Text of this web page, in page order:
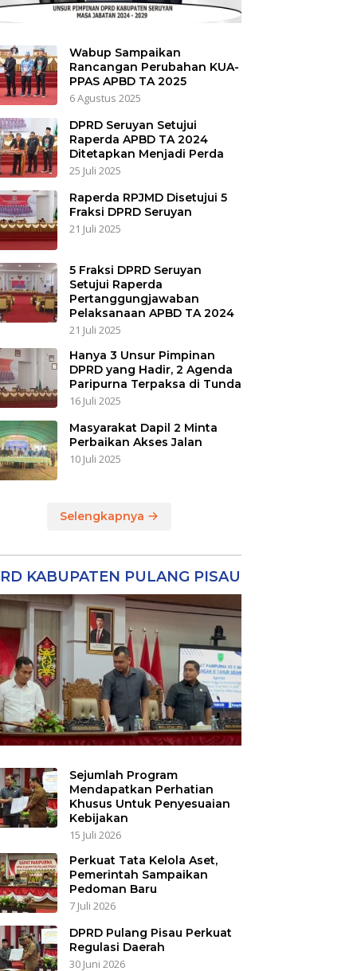
Wabup Sampaikan
Rancangan Perubahan KUA-
PPAS APBD TA 2025
6 Agustus 2025
DPRD Seruyan Setujui
Raperda APBD TA 2024
Ditetapkan Menjadi Perda
25 Juli 2025
Raperda RPJMD Disetujui 5
Fraksi DPRD Seruyan
21 Juli 2025
5 Fraksi DPRD Seruyan
Setujui Raperda
Pertanggungjawaban
Pelaksanaan APBD TA 2024
21 Juli 2025
Hanya 3 Unsur Pimpinan
DPRD yang Hadir, 2 Agenda
Paripurna Terpaksa di Tunda
16 Juli 2025
Masyarakat Dapil 2 Minta
Perbaikan Akses Jalan
10 Juli 2025
Selengkapnya
KABUPATEN PULANG PISAU
Sejumlah Program
Mendapatkan Perhatian
Khusus Untuk Penyesuaian
Kebijakan
15 Juli 2026
Perkuat Tata Kelola Aset,
Pemerintah Sampaikan
Pedoman Baru
7 Juli 2026
DPRD Pulang Pisau Perkuat
Regulasi Daerah
30 Juni 2026